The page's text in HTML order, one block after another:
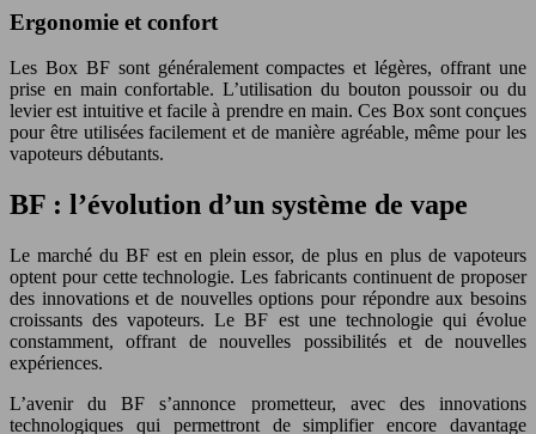
Ergonomie et confort
Les Box BF sont généralement compactes et légères, offrant une
prise en main confortable. L’utilisation du bouton poussoir ou du
levier est intuitive et facile à prendre en main. Ces Box sont conçues
pour être utilisées facilement et de manière agréable, même pour les
vapoteurs débutants.
BF : l’évolution d’un système de vape
Le marché du BF est en plein essor, de plus en plus de vapoteurs
optent pour cette technologie. Les fabricants continuent de proposer
des innovations et de nouvelles options pour répondre aux besoins
croissants des vapoteurs. Le BF est une technologie qui évolue
constamment, offrant de nouvelles possibilités et de nouvelles
expériences.
L’avenir du BF s’annonce prometteur, avec des innovations
technologiques qui permettront de simplifier encore davantage